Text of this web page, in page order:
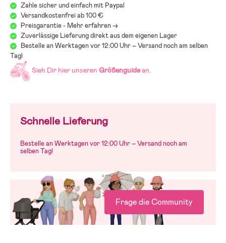
Zahle sicher und einfach mit Paypal
Versandkostenfrei ab 100 €
Preisgarantie - Mehr erfahren ->
Zuverlässige Lieferung direkt aus dem eigenen Lager
Bestelle an Werktagen vor 12:00 Uhr – Versand noch am selben
Tag!
Sieh Dir hier unseren Größenguidean.
Schnelle Lieferung
Bestelle an Werktagen vor 12:00 Uhr – Versand noch am
selben Tag!
Frage die Community